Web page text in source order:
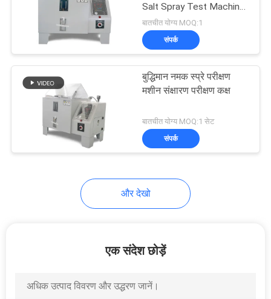
Salt Spray Test Machine
ASTM B117,
बातचीत योग्य MOQ:1
संपर्क
बुद्धिमान नमक स्प्रे परीक्षण
मशीन संक्षारण परीक्षण कक्ष
बातचीत योग्य MOQ:1 सेट
संपर्क
और देखो
एक संदेश छोड़ें